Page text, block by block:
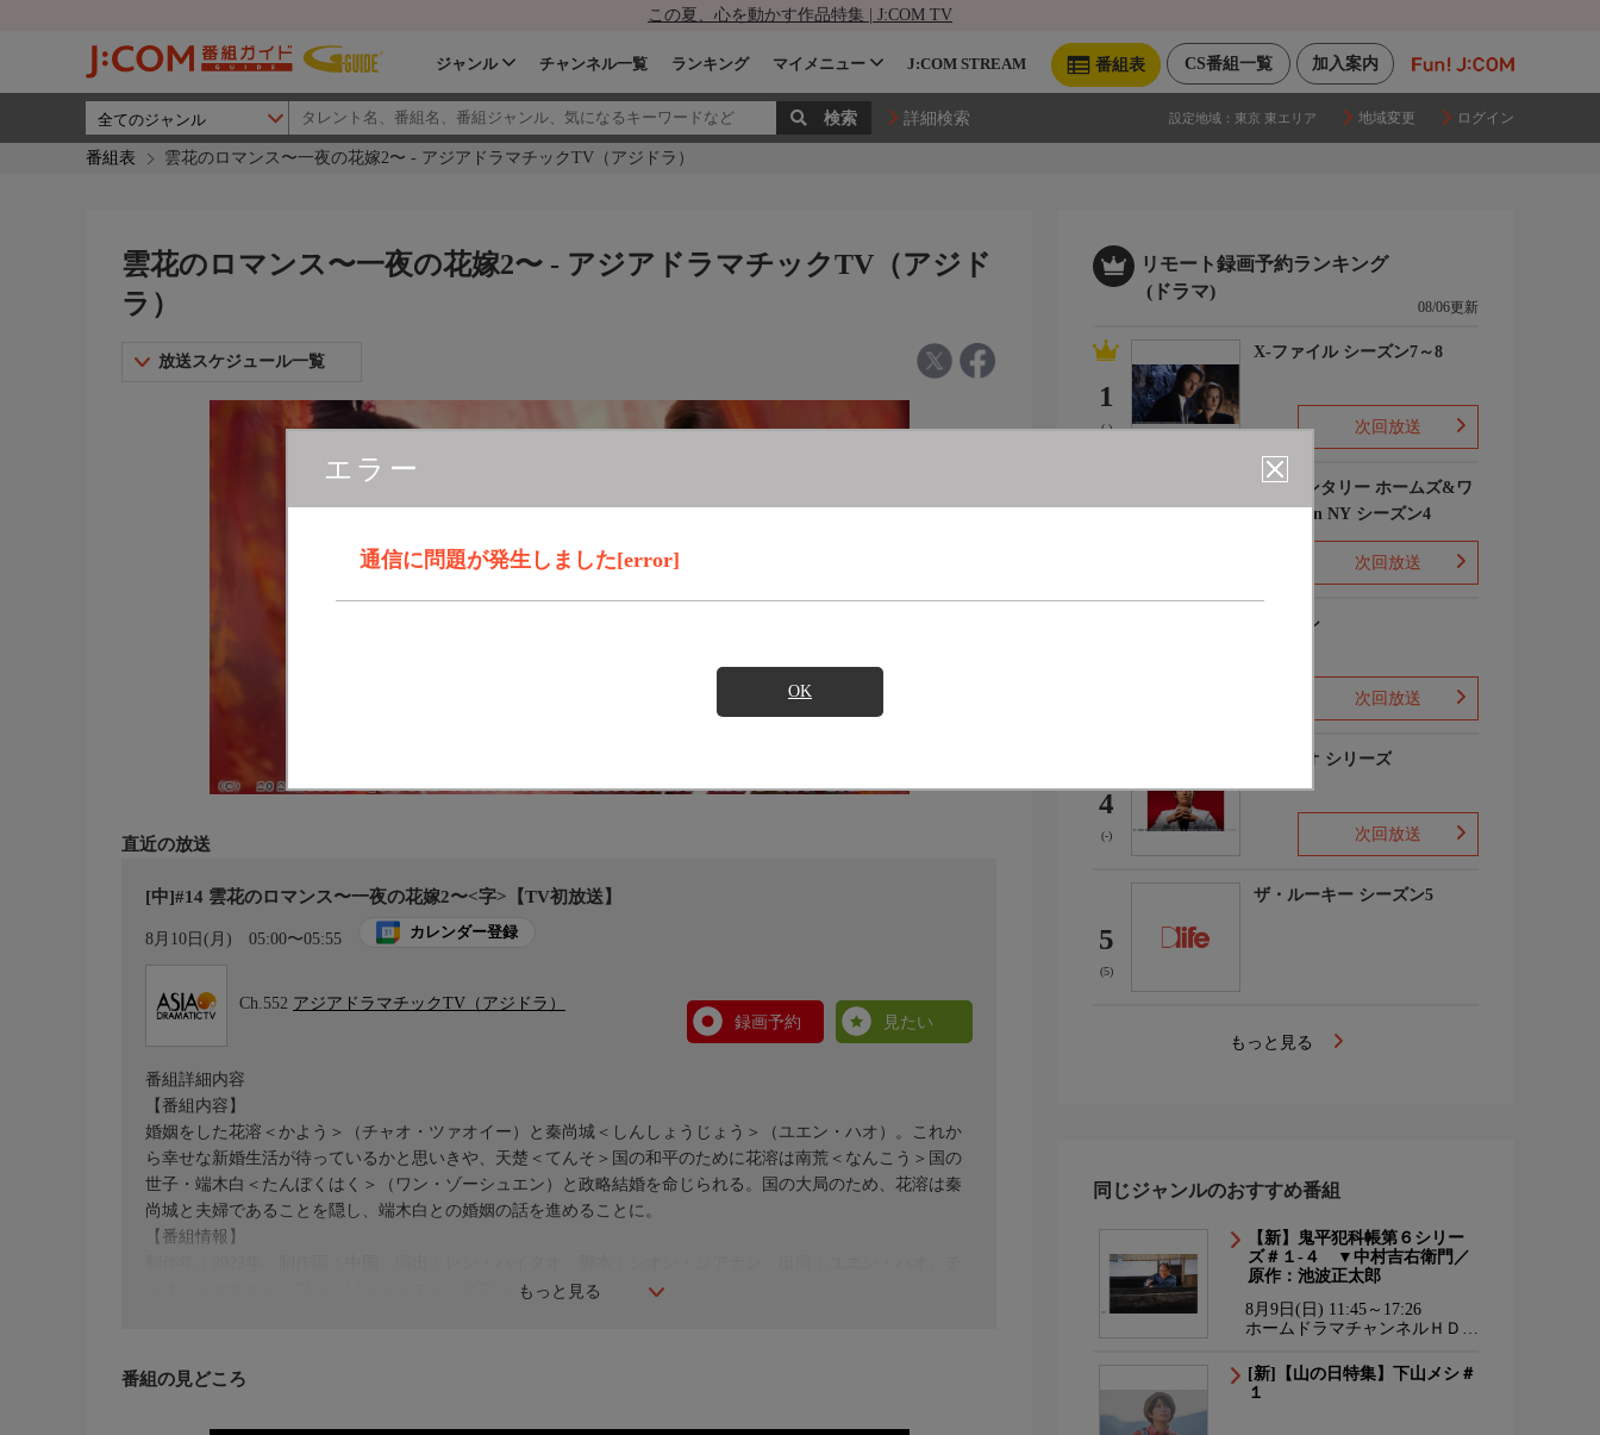
この夏、心を動かす作品特集 | J:COM TV
加入案内
CS番組一覧
番組表
ジャンル チャンネル一覧 ランキング マイメニュー J:COM STREAM
詳細検索 設定地域： 東京 東エリア 地域変更 ログイン
番組表 雲花のロマンス〜一夜の花嫁2〜 - アジアドラマチックTV（アジドラ）
エラー
通信に問題が発生しました[error]
OK
雲花のロマンス〜一夜の花嫁2〜 - アジアドラマチックTV（アジド
ラ）
放送スケジュール一覧
直近の放送
[中]#14 雲花のロマンス〜一夜の花嫁2〜<字>【TV初放送】
8月10日(月) 05:00〜05:55 カレンダー登録
Ch.552 アジアドラマチックTV（アジドラ）
録画予約
見たい
もっと見る
番組詳細内容
【番組内容】
婚姻をした花溶＜かよう＞（チャオ・ツァオイー）と秦尚城＜しんしょうじょう＞（ユエン・ハオ）。これか
ら幸せな新婚生活が待っているかと思いきや、天楚＜てんそ＞国の和平のために花溶は南荒＜なんこう＞国の
世子・端木白＜たんぼくはく＞（ワン・ゾーシュエン）と政略結婚を命じられる。国の大局のため、花溶は秦
尚城と夫婦であることを隠し、端木白との婚姻の話を進めることに。
【番組情報】
ャオ・ツァオイー、ワン・ゾーシュエン、グアン・シン
番組の見どころ
リモート録画予約ランキング
(ドラマ)
08/06更新
1
(-)
X-ファイル シーズン7～8
次回放送
エレメンタリー ホームズ&ワ
トソン in NY シーズン4
次回放送
下山メシ
次回放送
4
(-)
ガリレオ シリーズ
次回放送
5
(5)
ザ・ルーキー シーズン5
もっと見る
同じジャンルのおすすめ番組
【新】鬼平犯科帳第６シリー
ズ＃１-４ ▼中村吉右衛門／
原作：池波正太郎
8月9日(日) 11:45～17:26
ホームドラマチャンネルＨＤ
[新]【山の日特集】下山メシ＃
１